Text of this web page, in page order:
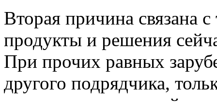
Вторая причина связана
продукты и решения
При прочих равных
другого подрядчика,